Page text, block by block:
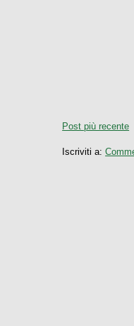
Post più recente
Iscriviti a: